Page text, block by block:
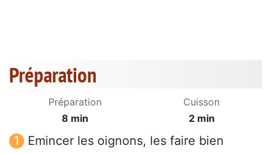
Préparation
Préparation
8 min
Cuisson
2 min
Emincer les oignons, les faire bien